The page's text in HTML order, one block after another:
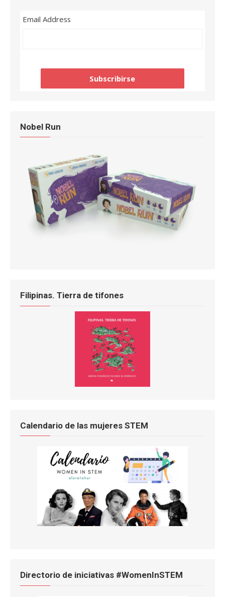
Email Address
Nobel Run
Filipinas. Tierra de tifones
Calendario de las mujeres STEM
Directorio de iniciativas #WomenInSTEM